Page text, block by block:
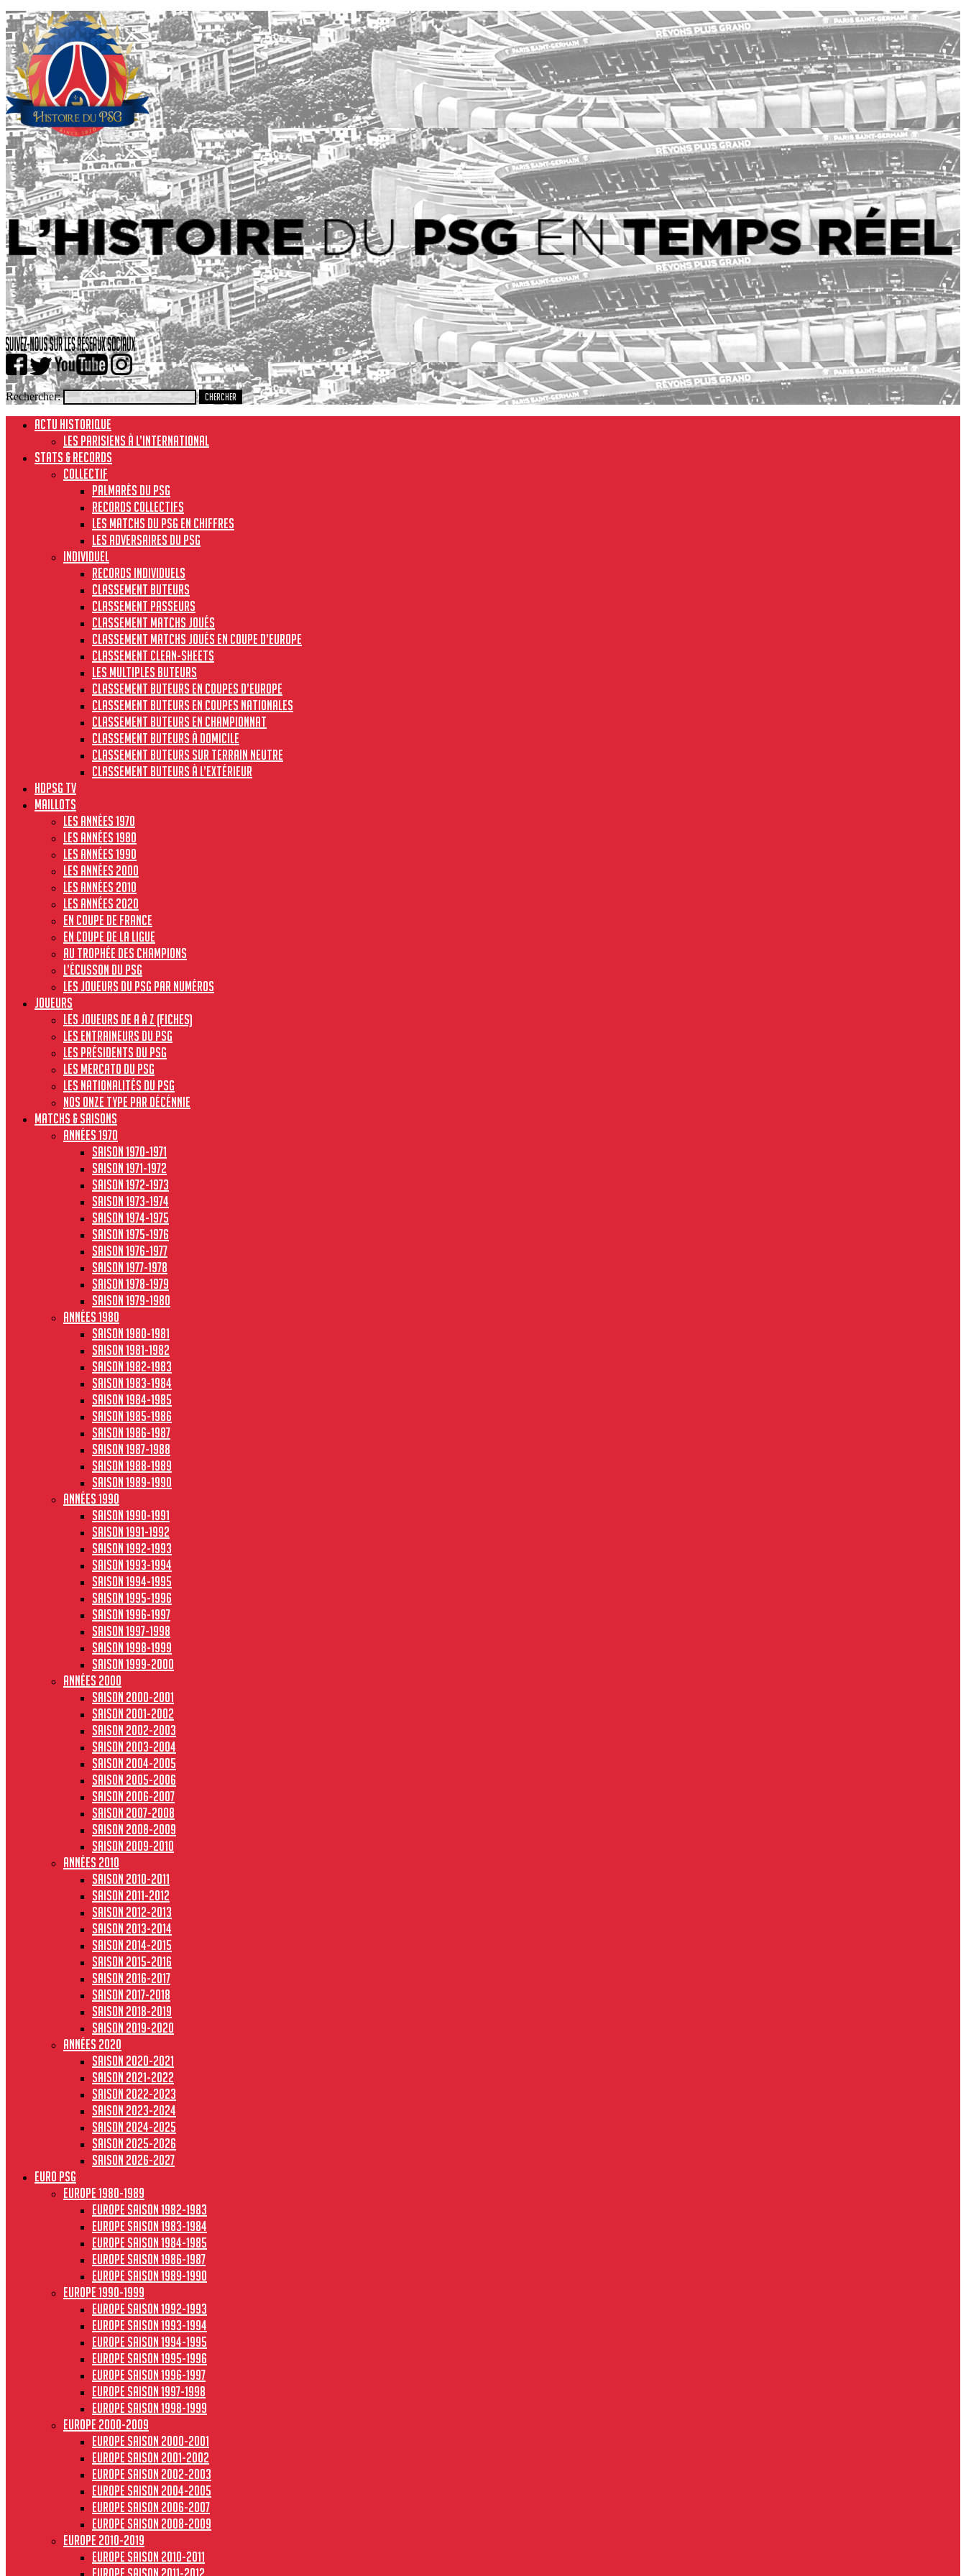
Rechercher:
ACTU HISTORIQUE
Les Parisiens à l’international
STATS & RECORDS
Collectif
Palmarès du PSG
Records collectifs
Les matchs du PSG en chiffres
Les adversaires du PSG
Individuel
Records individuels
Classement buteurs
Classement passeurs
Classement matchs joués
Classement matchs joués en Coupe d’Europe
Classement clean-sheets
Les multiples buteurs
Classement buteurs en coupes d’Europe
Classement buteurs en coupes nationales
Classement buteurs en championnat
Classement buteurs à domicile
Classement buteurs sur terrain neutre
Classement buteurs à l’extérieur
HdPSG TV
MAILLOTS
Les années 1970
Les années 1980
Les années 1990
Les années 2000
Les années 2010
Les années 2020
En Coupe de France
En Coupe de la Ligue
Au Trophée des Champions
L’écusson du PSG
Les joueurs du PSG par numéros
JOUEURS
Les joueurs de A à Z (fiches)
Les entraineurs du PSG
Les présidents du PSG
Les Mercato du PSG
Les nationalités du PSG
Nos onze type par décénnie
MATCHS & SAISONS
Années 1970
Saison 1970-1971
Saison 1971-1972
Saison 1972-1973
Saison 1973-1974
Saison 1974-1975
Saison 1975-1976
Saison 1976-1977
Saison 1977-1978
Saison 1978-1979
Saison 1979-1980
Années 1980
Saison 1980-1981
Saison 1981-1982
Saison 1982-1983
Saison 1983-1984
Saison 1984-1985
Saison 1985-1986
Saison 1986-1987
Saison 1987-1988
Saison 1988-1989
Saison 1989-1990
Années 1990
Saison 1990-1991
Saison 1991-1992
Saison 1992-1993
Saison 1993-1994
Saison 1994-1995
Saison 1995-1996
Saison 1996-1997
Saison 1997-1998
Saison 1998-1999
Saison 1999-2000
Années 2000
Saison 2000-2001
Saison 2001-2002
Saison 2002-2003
Saison 2003-2004
Saison 2004-2005
Saison 2005-2006
Saison 2006-2007
Saison 2007-2008
Saison 2008-2009
Saison 2009-2010
Années 2010
Saison 2010-2011
Saison 2011-2012
Saison 2012-2013
Saison 2013-2014
Saison 2014-2015
Saison 2015-2016
Saison 2016-2017
Saison 2017-2018
Saison 2018-2019
Saison 2019-2020
Années 2020
Saison 2020-2021
Saison 2021-2022
Saison 2022-2023
Saison 2023-2024
Saison 2024-2025
Saison 2025-2026
Saison 2026-2027
Euro PSG
Europe 1980-1989
Europe saison 1982-1983
Europe Saison 1983-1984
Europe saison 1984-1985
Europe saison 1986-1987
Europe saison 1989-1990
Europe 1990-1999
Europe saison 1992-1993
Europe saison 1993-1994
Europe saison 1994-1995
Europe saison 1995-1996
Europe saison 1996-1997
Europe Saison 1997-1998
Europe saison 1998-1999
Europe 2000-2009
Europe saison 2000-2001
Europe saison 2001-2002
Europe saison 2002-2003
Europe saison 2004-2005
Europe saison 2006-2007
Europe saison 2008-2009
Europe 2010-2019
Europe saison 2010-2011